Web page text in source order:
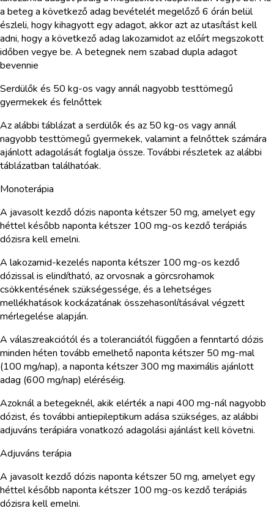
a beteg a következő adag bevételét megelőző 6 órán belül
észleli, hogy kihagyott egy adagot, akkor azt az utasítást kell
adni, hogy a következő adag lakozamidot az előírt megszokott
időben vegye be. A betegnek nem szabad dupla adagot
bevennie
Serdülők és 50 kg-os vagy annál nagyobb testtömegű
gyermekek és felnőttek
Az alábbi táblázat a serdülők és az 50 kg-os vagy annál
nagyobb testtömegű gyermekek, valamint a felnőttek számára
ajánlott adagolását foglalja össze. További részletek az alábbi
táblázatban találhatóak.
Monoterápia
A javasolt kezdő dózis naponta kétszer 50 mg, amelyet egy
héttel később naponta kétszer 100 mg-os kezdő terápiás
dózisra kell emelni.
A lakozamid-kezelés naponta kétszer 100 mg-os kezdő
dózissal is elindítható, az orvosnak a görcsrohamok
csökkentésének szükségessége, és a lehetséges
mellékhatások kockázatának összehasonlításával végzett
mérlegelése alapján.
A válaszreakciótól és a toleranciától függően a fenntartó dózis
minden héten tovább emelhető naponta kétszer 50 mg-mal
(100 mg/nap), a naponta kétszer 300 mg maximális ajánlott
adag (600 mg/nap) eléréséig.
Azoknál a betegeknél, akik elérték a napi 400 mg-nál nagyobb
dózist, és további antiepileptikum adása szükséges, az alábbi
adjuváns terápiára vonatkozó adagolási ajánlást kell követni.
Adjuváns terápia
A javasolt kezdő dózis naponta kétszer 50 mg, amelyet egy
héttel később naponta kétszer 100 mg-os kezdő terápiás
dózisra kell emelni.